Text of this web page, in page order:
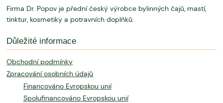
Firma Dr. Popov je přední český výrobce bylinných čajů, mastí,
tinktur, kosmetiky a potravních doplňků.
Důležité informace
Obchodní podmínky
Zpracování osobních údajů
Financováno Evropskou unií
Spolufinancováno Evropskou unií